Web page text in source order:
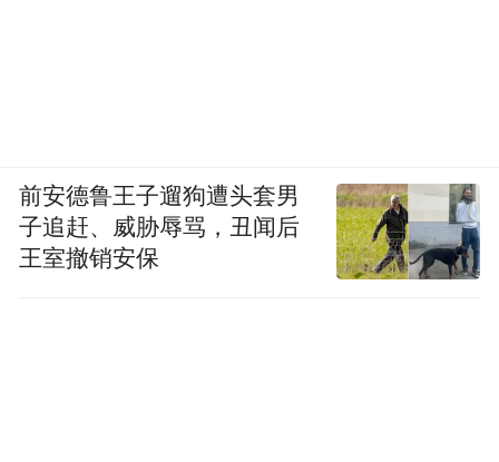
前安德鲁王子遛狗遭头套男
子追赶、威胁辱骂，丑闻后
王室撤销安保